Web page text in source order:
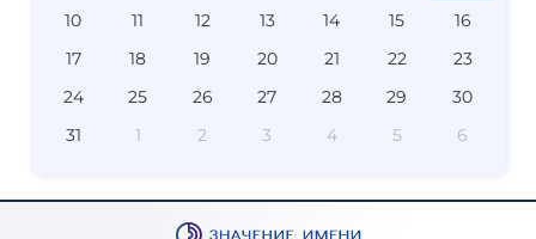
10
11 12 13 14 15
16
17
18 19 20 21 22
23
24
25 26 27 28 29
30
31
1 2 3 4 5 6